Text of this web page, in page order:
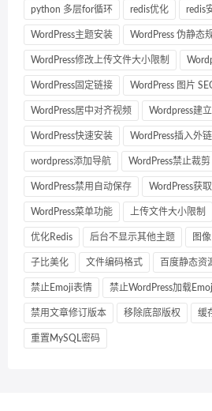
python 多层for循环 redis优化 redis
WordPress主题安装 WordPress 伪静态
WordPress修改上传文件大小限制
WordPress固定链接 WordPress 图片
WordPress居中对齐视频 Wordpress建
WordPress快速安装 WordPress插入外链
wordpress添加导航 WordPress禁止裁剪
WordPress禁用自动保存 WordPress获
WordPress菜单功能 上传文件大小限制
优化Redis 后台不显示其他主题 图
子比美化 文件编码格式 百度静态资
禁止Emoji表情 禁止WordPress加载
禁用文章修订版本 移除底部版权 缓
重置MySQL密码